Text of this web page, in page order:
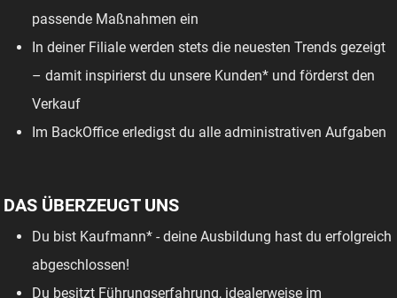
passende Maßnahmen ein
In deiner Filiale werden stets die neuesten Trends gezeigt
– damit inspirierst du unsere Kunden* und förderst den
Verkauf
Im BackOffice erledigst du alle administrativen Aufgaben
DAS ÜBERZEUGT UNS
Du bist Kaufmann* - deine Ausbildung hast du erfolgreich
abgeschlossen!
Du besitzt Führungserfahrung, idealerweise im